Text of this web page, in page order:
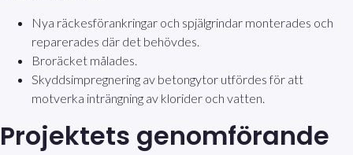
Nya räckesförankringar och spjälgrindar monterades och
reparerades där det behövdes.
Broräcket målades.
Skyddsimpregnering av betongytor utfördes för att
motverka inträngning av klorider och vatten.
Projektets genomförande